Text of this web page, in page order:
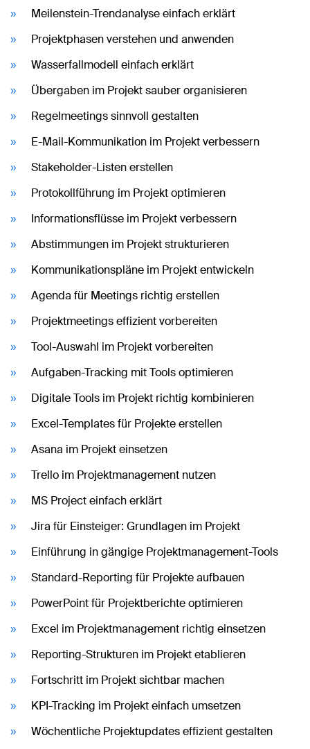
Meilenstein-Trendanalyse einfach erklärt
Projektphasen verstehen und anwenden
Wasserfallmodell einfach erklärt
Übergaben im Projekt sauber organisieren
Regelmeetings sinnvoll gestalten
E-Mail-Kommunikation im Projekt verbessern
Stakeholder-Listen erstellen
Protokollführung im Projekt optimieren
Informationsflüsse im Projekt verbessern
Abstimmungen im Projekt strukturieren
Kommunikationspläne im Projekt entwickeln
Agenda für Meetings richtig erstellen
Projektmeetings effizient vorbereiten
Tool-Auswahl im Projekt vorbereiten
Aufgaben-Tracking mit Tools optimieren
Digitale Tools im Projekt richtig kombinieren
Excel-Templates für Projekte erstellen
Asana im Projekt einsetzen
Trello im Projektmanagement nutzen
MS Project einfach erklärt
Jira für Einsteiger: Grundlagen im Projekt
Einführung in gängige Projektmanagement-Tools
Standard-Reporting für Projekte aufbauen
PowerPoint für Projektberichte optimieren
Excel im Projektmanagement richtig einsetzen
Reporting-Strukturen im Projekt etablieren
Fortschritt im Projekt sichtbar machen
KPI-Tracking im Projekt einfach umsetzen
Wöchentliche Projektupdates effizient gestalten